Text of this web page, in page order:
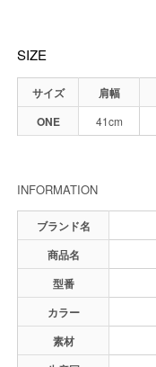
SIZE
サイズ 肩幅
ONE
41cm
INFORMATION
ブランド名
商品名
型番
カラー
素材